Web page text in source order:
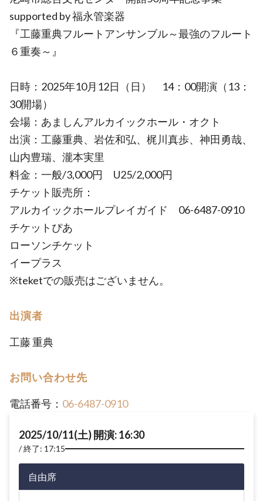
supported by 福永管楽器
『工藤重典フルートアンサンブル～最強のフルート
６重奏～』
日時：2025年10月12日（日） 14：00開演（13：
30開場）
会場：あましんアルカイックホール・オクト
出演：工藤重典、岩佐和弘、梶川真歩、神田勇哉、
山内豊瑞、瀧本実里
料金：一般/3,000円 U25/2,000円
チケット販売所：
アルカイックホールプレイガイド 06-6487-0910
チケットぴあ
ローソンチケット
イープラス
※teketでの販売はございません。
出演者
工藤 重典
お問い合わせ先
電話番号： 06-6487-0910
2025/10/11(土) 開演: 16:30
終了: 17:15
自由席